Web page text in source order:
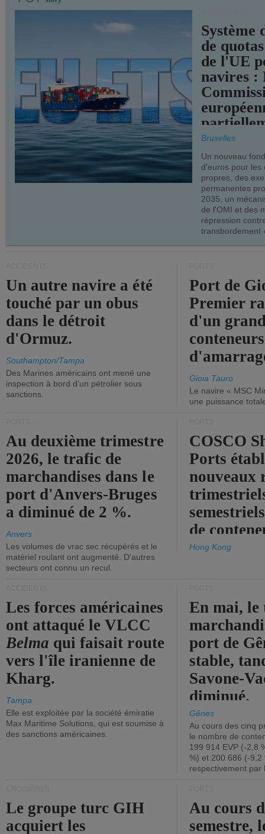
Système
de
de l'UE
navires :
Bruxelles
Un nouveau
d'euros pour les
propres, des
permanentes
2035, un
de l'OMI et des
répression
transbordement
Un autre navire a été
touché par un obus
dans le détroit
d'Ormuz.
Southampton/Tampa
Des Marines américains ont mené une
inspection à bord d'un pétrolier sous
sanctions.
Port de
Premier
d'un
Gioia Tauro
Le navire « MSC
une puissance
Au deuxième trimestre
2026, le trafic de
marchandises dans le
port d'Anvers-Bruges
a diminué de 2 %.
Anvers
Les volumes de vrac sec récupérés et le
matériel roulant ont augmenté. D'autres
secteurs ont connu un recul.
COSCO
Ports
nouveaux
de
Hong Kong
Les forces américaines
ont attaqué le VLCC
Belma qui faisait route
vers l'île iranienne de
Kharg.
Tampa
Elle est exploitée par la société émiratie
Max Maritime Solutions, qui est soumise à
des sanctions américaines.
En mai, le
port de
stable,
Savone-
diminué.
Gênes
Au cours des cinq
le nombre de
199 914 EVP (-2,8
%) et 200 686 (-9,2
respectivement par
Le groupe turc GIH
acquiert les
Au cours
semestre,